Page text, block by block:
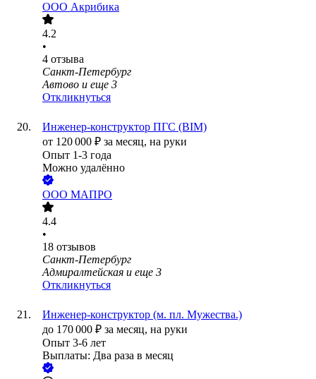
ООО Акрибика
4.2
•
4 отзыва
Санкт-Петербург
Автово и еще 3
Откликнуться
Инженер-конструктор ПГС (BIM)
от 120 000 ₽ за месяц, на руки
Опыт 1-3 года
Можно удалённо
ООО МАПРО
4.4
•
18 отзывов
Санкт-Петербург
Адмиралтейская и еще 3
Откликнуться
Инженер-конструктор (м. пл. Мужества.)
до 170 000 ₽ за месяц, на руки
Опыт 3-6 лет
Выплаты: Два раза в месяц